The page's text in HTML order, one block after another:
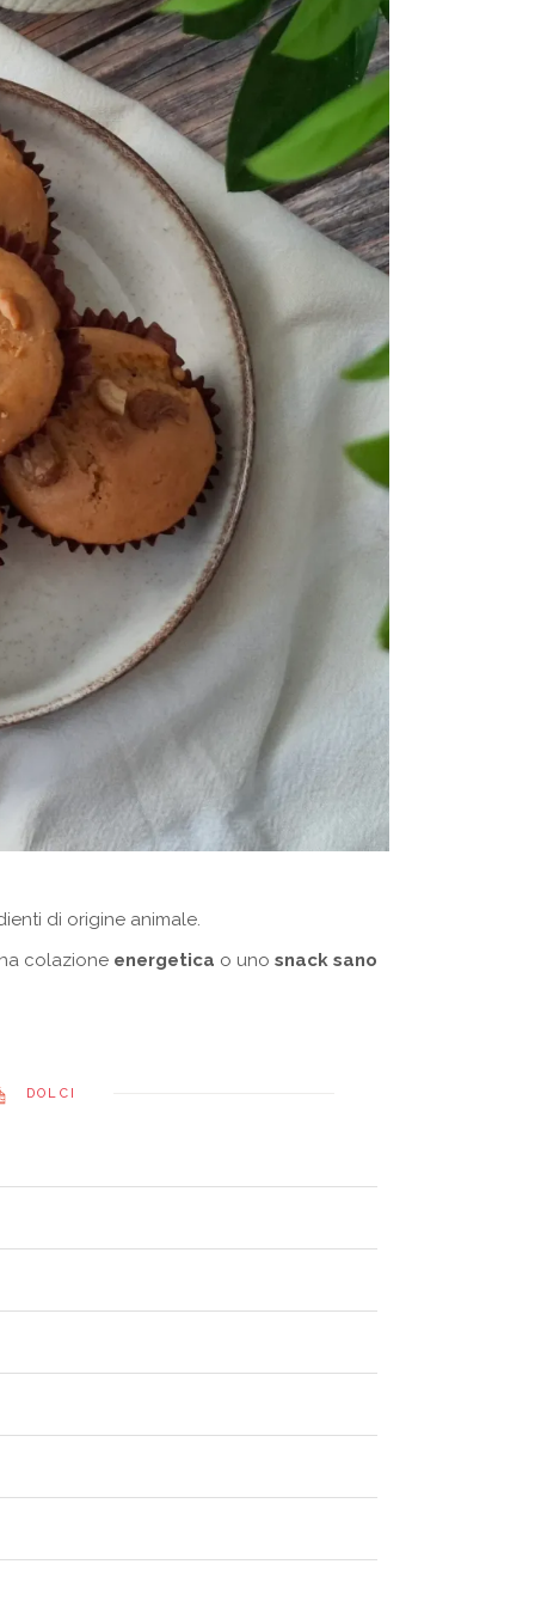
di origine animale.
colazione energetica o uno snack sano
DOLCI